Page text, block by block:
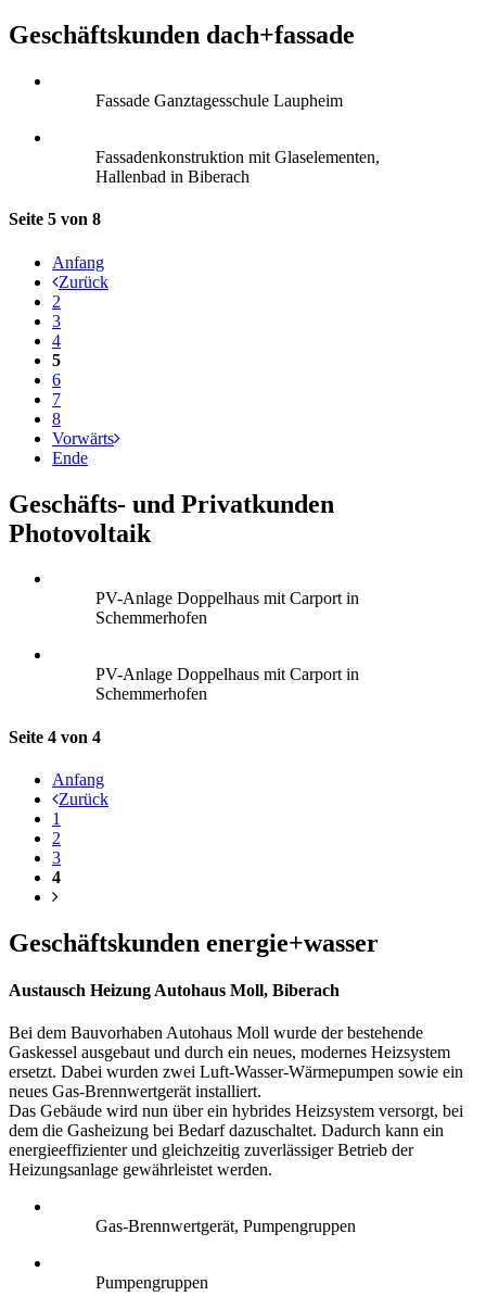
Geschäftskunden dach+fassade
Fassade Ganztagesschule Laupheim
Fassadenkonstruktion mit Glaselementen,
Hallenbad in Biberach
Seite 5 von 8
Anfang
Zurück
2
3
4
5
6
7
8
Vorwärts
Ende
Geschäfts- und Privatkunden
Photovoltaik
PV-Anlage Doppelhaus mit Carport in
Schemmerhofen
PV-Anlage Doppelhaus mit Carport in
Schemmerhofen
Seite 4 von 4
Anfang
Zurück
1
2
3
4
Geschäftskunden energie+wasser
Austausch Heizung Autohaus Moll, Biberach
Bei dem Bauvorhaben Autohaus Moll wurde der bestehende
Gaskessel ausgebaut und durch ein neues, modernes Heizsystem
ersetzt. Dabei wurden zwei Luft-Wasser-Wärmepumpen sowie ein
neues Gas-Brennwertgerät installiert.
Das Gebäude wird nun über ein hybrides Heizsystem versorgt, bei
dem die Gasheizung bei Bedarf dazuschaltet. Dadurch kann ein
energieeffizienter und gleichzeitig zuverlässiger Betrieb der
Heizungsanlage gewährleistet werden.
Gas-Brennwertgerät, Pumpengruppen
Pumpengruppen